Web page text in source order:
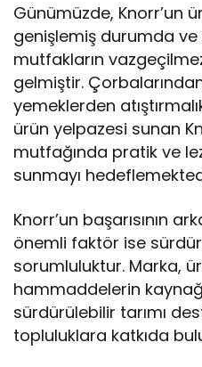
Günümüzde, Knorr’un
genişlemiş durumda
mutfakların
gelmiştir.
yemeklerden
ürün yelpazesi sunan
mutfağında pratik ve
sunmayı
Knorr’un başarısının
önemli faktör ise
sorumluluktur. Marka,
hammaddelerin
sürdürülebilir tarımı
topluluklara katkıda